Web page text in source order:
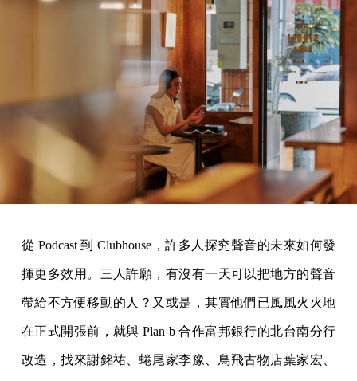
從 Podcast 到 Clubhouse，許多人探究聲音的未來如何發
揮更多效用。三人許願，有沒有一天可以把地方的聲音
帶給不方便移動的人？又或是，其實他們已風風火火地
在正式開張前，就與 Plan b 合作富邦銀行的北台南分行
改造，找來謝銘祐、蜷尾家李豫、鳥飛古物店葉家宏、